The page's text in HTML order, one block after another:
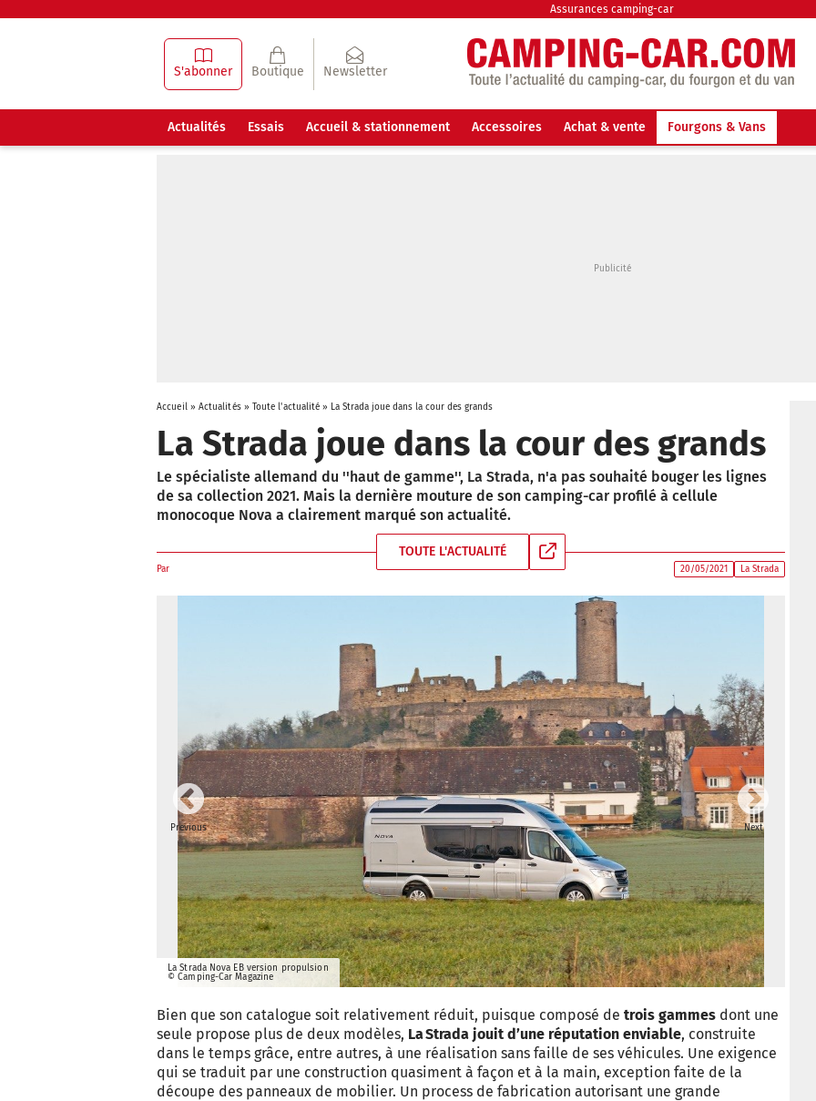
Assurances camping-car
S'abonner Boutique Newsletter
Actualités Essais Accueil & stationnement Accessoires Achat & vente Fourgons & Vans
Accueil» Actualités» Toute l'actualité » La Strada joue dans la cour des grands
La Strada joue dans la cour des grands
Le spécialiste allemand du ''haut de gamme'', La Strada, n'a pas souhaité bouger les lignes
de sa collection 2021. Mais la dernière mouture de son camping-car profilé à cellule
monocoque Nova a clairement marqué son actualité.
TOUTE L'ACTUALITÉ
Par 20/05/2021 La Strada
Previous
La Strada Nova EB version propulsion
© Camping-Car Magazine
Next
Bien que son catalogue soit relativement réduit, puisque composé de trois gammes dont une
seule propose plus de deux modèles, La Strada jouit d’une réputation enviable, construite
dans le temps grâce, entre autres, à une réalisation sans faille de ses véhicules. Une exigence
qui se traduit par une construction quasiment à façon et à la main, exception faite de la
découpe des panneaux de mobilier. Un process de fabrication autorisant une grande